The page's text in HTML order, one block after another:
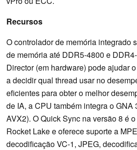
Recursos
O controlador de memória integrado
de memória até DDR5-4800 e
Director (em hardware) pode ajudar
a decidir qual thread usar no
eficientes para obter o melhor
de IA, a CPU também integra o GNA
AVX2). O Quick Sync na versão 8 é
Rocket Lake e oferece suporte a
decodificação VC-1, JPEG,